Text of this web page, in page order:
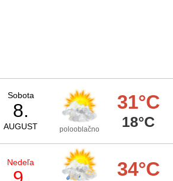
Sobota
8.
AUGUST polooblačno
31°C
18°C
Nedeľa 34°C